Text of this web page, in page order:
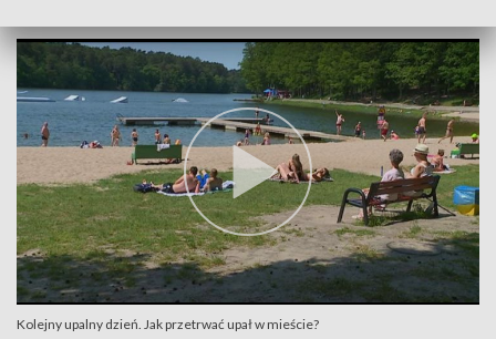
Kolejny upalny dzień. Jak przetrwać upał w mieście?